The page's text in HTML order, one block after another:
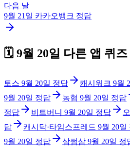
다음 날
9월 21일 카카오뱅크 정답
🗓️ 9월 20일 다른 앱 퀴
토스 9월 20일 정답 캐시워크 9월
9월 20일 정답 농협 9월 20일 정답
정답
비트버니 9월 20일 정답
답
캐시닥·타임스프레드 9월 20일
9월 20일 정답 삼쩜삼 9월 20일 정